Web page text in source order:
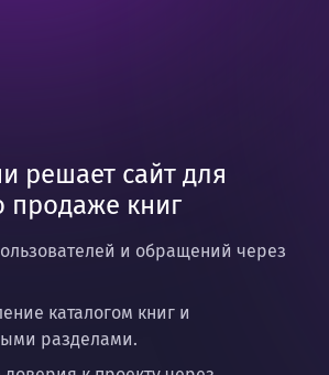
решает сайт для
продаже книг
и обращений через
каталогом книг и
разделами.